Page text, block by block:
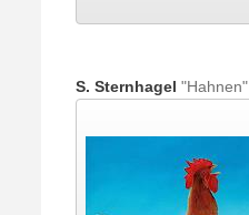
S. Sternhagel "Hahnen"